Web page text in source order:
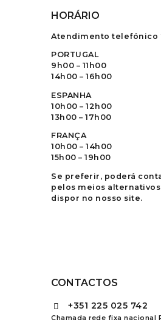
HORÁRIO
Atendimento telefónico
PORTUGAL
9h00 – 11h00
14h00 – 16h00
ESPANHA
10h00 – 12h00
13h00 – 17h00
FRANÇA
10h00 – 14h00
15h00 – 19h00
Se preferir, poderá
pelos meios alternativos
dispor no nosso site.
CONTACTOS
+351 225 025 742
Chamada rede fixa nacional